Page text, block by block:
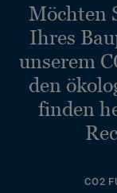
Möchten
Ihres
unserem
den
finden
CO2